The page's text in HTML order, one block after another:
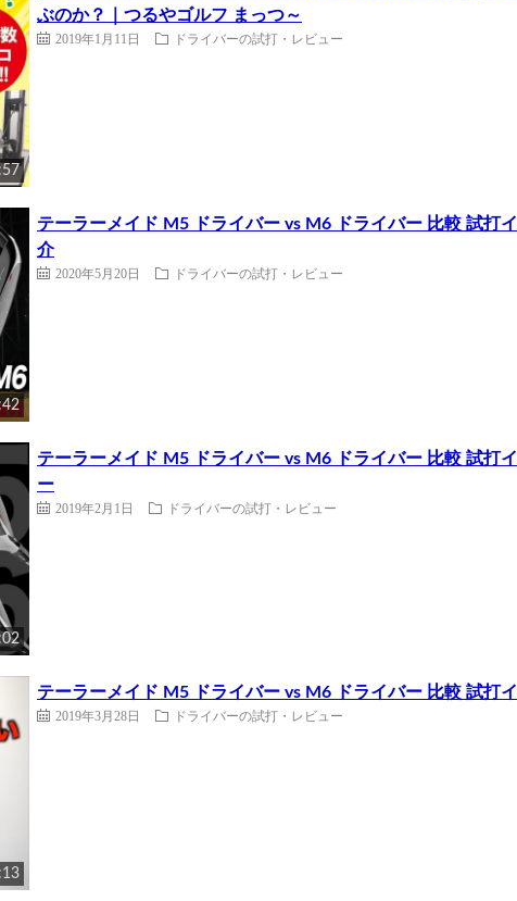
ぶのか？｜つるやゴルフ まっつ～
2019年1月11日 ドライバーの試打・レビュー
テーラーメイド M5 ドライバー vs M6 ドライバー 比較 試打
介
2020年5月20日 ドライバーの試打・レビュー
テーラーメイド M5 ドライバー vs M6 ドライバー 比較 試打
ー
2019年2月1日 ドライバーの試打・レビュー
テーラーメイド M5 ドライバー vs M6 ドライバー 比較 試打
2019年3月28日 ドライバーの試打・レビュー